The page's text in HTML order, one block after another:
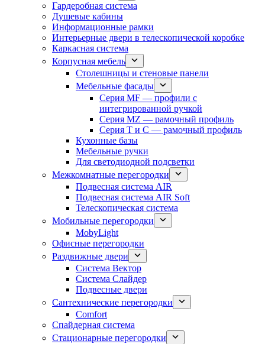
Гардеробная система
Душевые кабины
Информационные рамки
Интерьерные двери в телескопической коробке
Каркасная система
Корпусная мебель
Столешницы и стеновые панели
Мебельные фасады
Серия MF — профили с
интегрированной ручкой
Серия MZ — рамочный профиль
Серия T и C — рамочный профиль
Кухонные базы
Мебельные ручки
Для светодиодной подсветки
Межкомнатные перегородки
Подвесная система AIR
Подвесная система AIR Soft
Телескопическая система
Мобильные перегородки
MobyLight
Офисные перегородки
Раздвижные двери
Система Вектор
Система Слайдер
Подвесные двери
Сантехнические перегородки
Comfort
Спайдерная система
Стационарные перегородки